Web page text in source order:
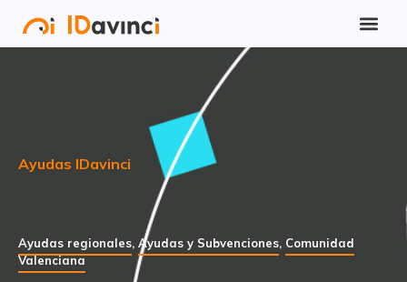
Ayudas IDavinci
Ayudas regionales, Ayudas y Subvenciones, Comunidad
Valenciana